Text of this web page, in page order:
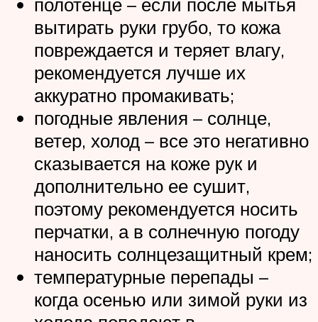
вытирать руки грубо, то кожа
повреждается и теряет влагу,
рекомендуется лучше их
аккуратно промакивать;
погодные явления – солнце,
ветер, холод – все это негативно
сказывается на коже рук и
дополнительно ее сушит,
поэтому рекомендуется носить
перчатки, а в солнечную погоду
наносить солнцезащитный крем;
температурные перепады –
когда осенью или зимой руки из